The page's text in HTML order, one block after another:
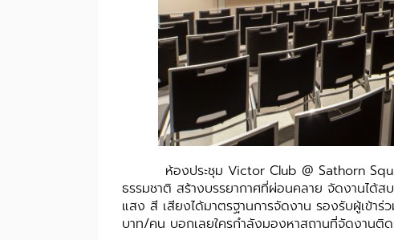
ห้องประชุม Victor Club @ Sathorn
ธรรมชาติ สร้างบรรยากาศที่ผ่อนคลาย จัดงานได้
แสง สี เสียงได้มาตรฐานการจัดงาน รองรับผู้เข้
บาท/คน บอกเลยใครกำลังมองหาสถานที่จัดงานติ